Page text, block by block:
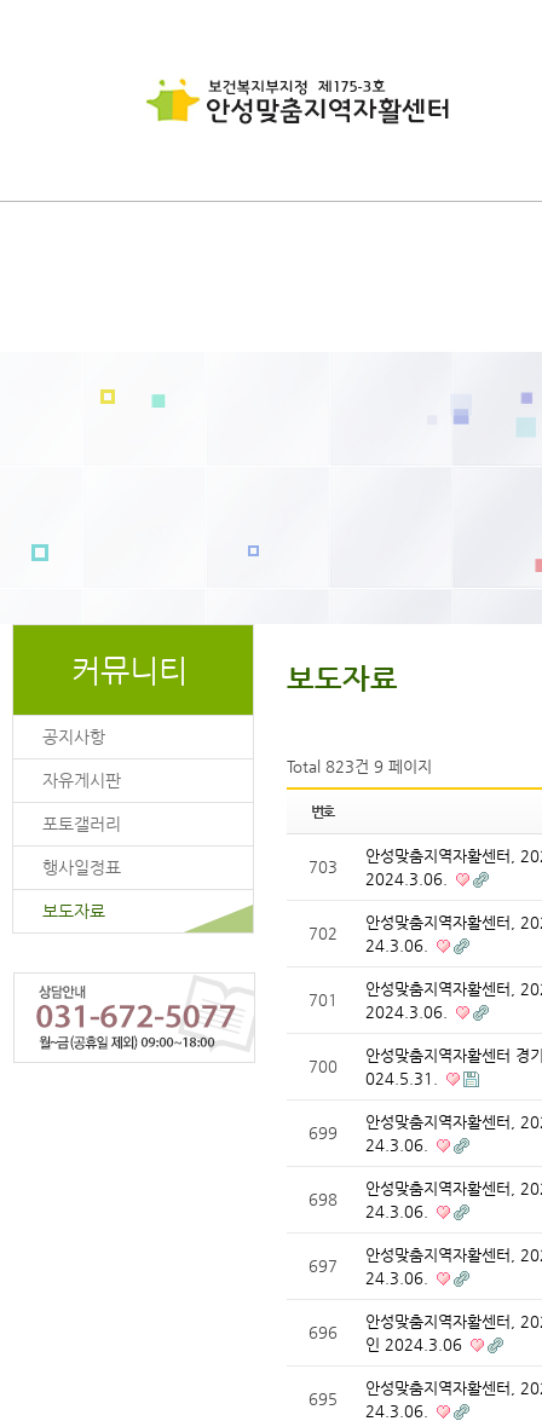
커뮤니티
공지사항
자유게시판
포토갤러리
행사일정표
보도자료
보도자료
Total 823건 9 페이지
번호
703
안성맞춤지역자활센터,
2024.3.06.
702
안성맞춤지역자활센터,
24.3.06.
701
안성맞춤지역자활센터,
2024.3.06.
700
안성맞춤지역자활센터 경
024.5.31.
699
안성맞춤지역자활센터,
24.3.06.
698
안성맞춤지역자활센터,
24.3.06.
697
안성맞춤지역자활센터,
24.3.06.
696
안성맞춤지역자활센터,
인 2024.3.06
695
안성맞춤지역자활센터,
24.3.06.